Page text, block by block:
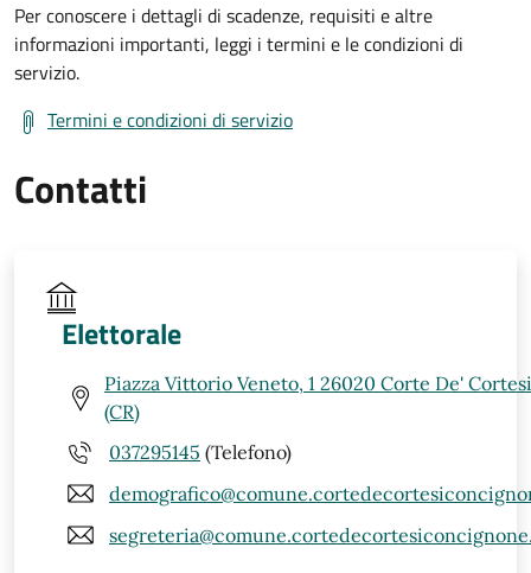
Per conoscere i dettagli di scadenze, requisiti e altre
informazioni importanti, leggi i termini e le condizioni di
servizio.
Termini e condizioni di servizio
Contatti
Elettorale
Piazza Vittorio Veneto, 1 26020 Corte De'
(CR)
037295145 (Telefono)